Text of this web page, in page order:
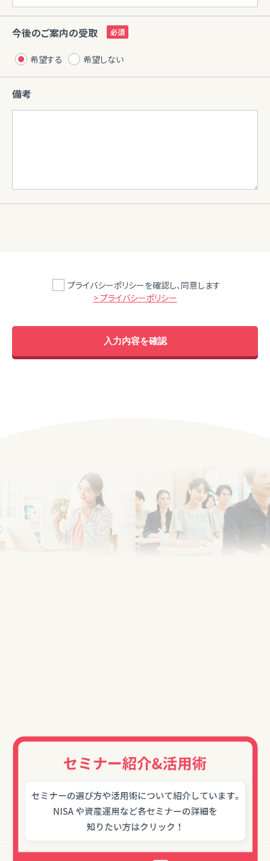
今後のご案内の受取
希望する 希望しない
備考
プライバシーポリシーを確認し、同意します
> プライバシーポリシー
入力内容を確認